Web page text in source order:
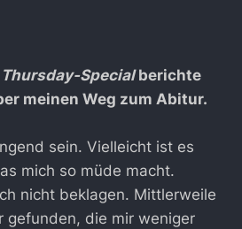
Thursday-Specialberichte
meinen Weg zum Abitur.
sein. Vielleicht ist es
mich so müde macht.
nicht beklagen. Mittlerweile
gefunden, die mir weniger